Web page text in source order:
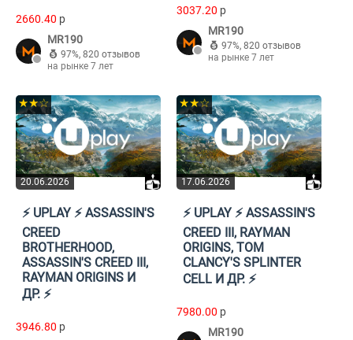
2660.40 p
MR190
97%, 820 отзывов
на рынке 7 лет
3037.20 p
MR190
97%, 820 отзывов
на рынке 7 лет
20.06.2026
★★☆
⚡️ UPLAY ⚡️ ASSASSIN'S
CREED
BROTHERHOOD,
ASSASSIN'S CREED III,
RAYMAN ORIGINS И
ДР. ⚡️
3946.80 p
17.06.2026
★★☆
⚡️ UPLAY ⚡️ ASSASSIN'S
CREED III, RAYMAN
ORIGINS, TOM
CLANCY'S SPLINTER
CELL И ДР. ⚡️
7980.00 p
MR190